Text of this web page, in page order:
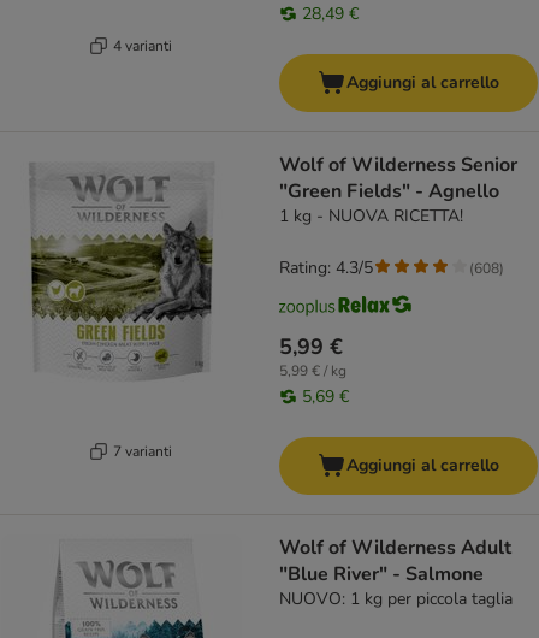
4 varianti
28,49 €
Aggiungi al carrello
7 varianti
Wolf of Wilderness Senior
"Green Fields" - Agnello
1 kg - NUOVA RICETTA!
5,99 €
5,99 € / kg
5,69 €
Rating: 4.3/5 (608)
Aggiungi al carrello
Wolf of Wilderness Adult
"Blue River" - Salmone
NUOVO: 1 kg per piccola taglia